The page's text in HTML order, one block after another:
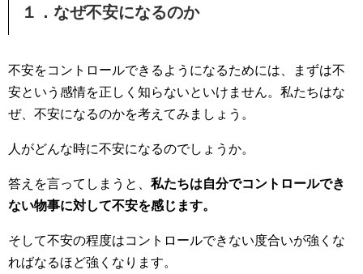
１．なぜ不安になるのか
不安をコントロールできるようになるためには、まずは不
安という感情を正しく知らないといけません。私たちはな
ぜ、不安になるのかを考えてみましょう。
人がどんな時に不安になるのでしょうか。
答えを言ってしまうと、 私たちは自分でコントロールでき
ない物事に対して不安を感じます。
そして不安の程度はコントロールできない度合いが強くな
ればなるほど強くなります。